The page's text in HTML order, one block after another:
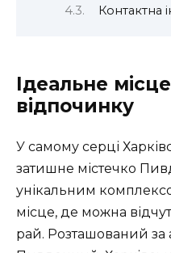
Контактна
Ідеальне
відпочинку
У самому серці
затишне містечко
унікальним
місце, де можна
рай. Розташований за